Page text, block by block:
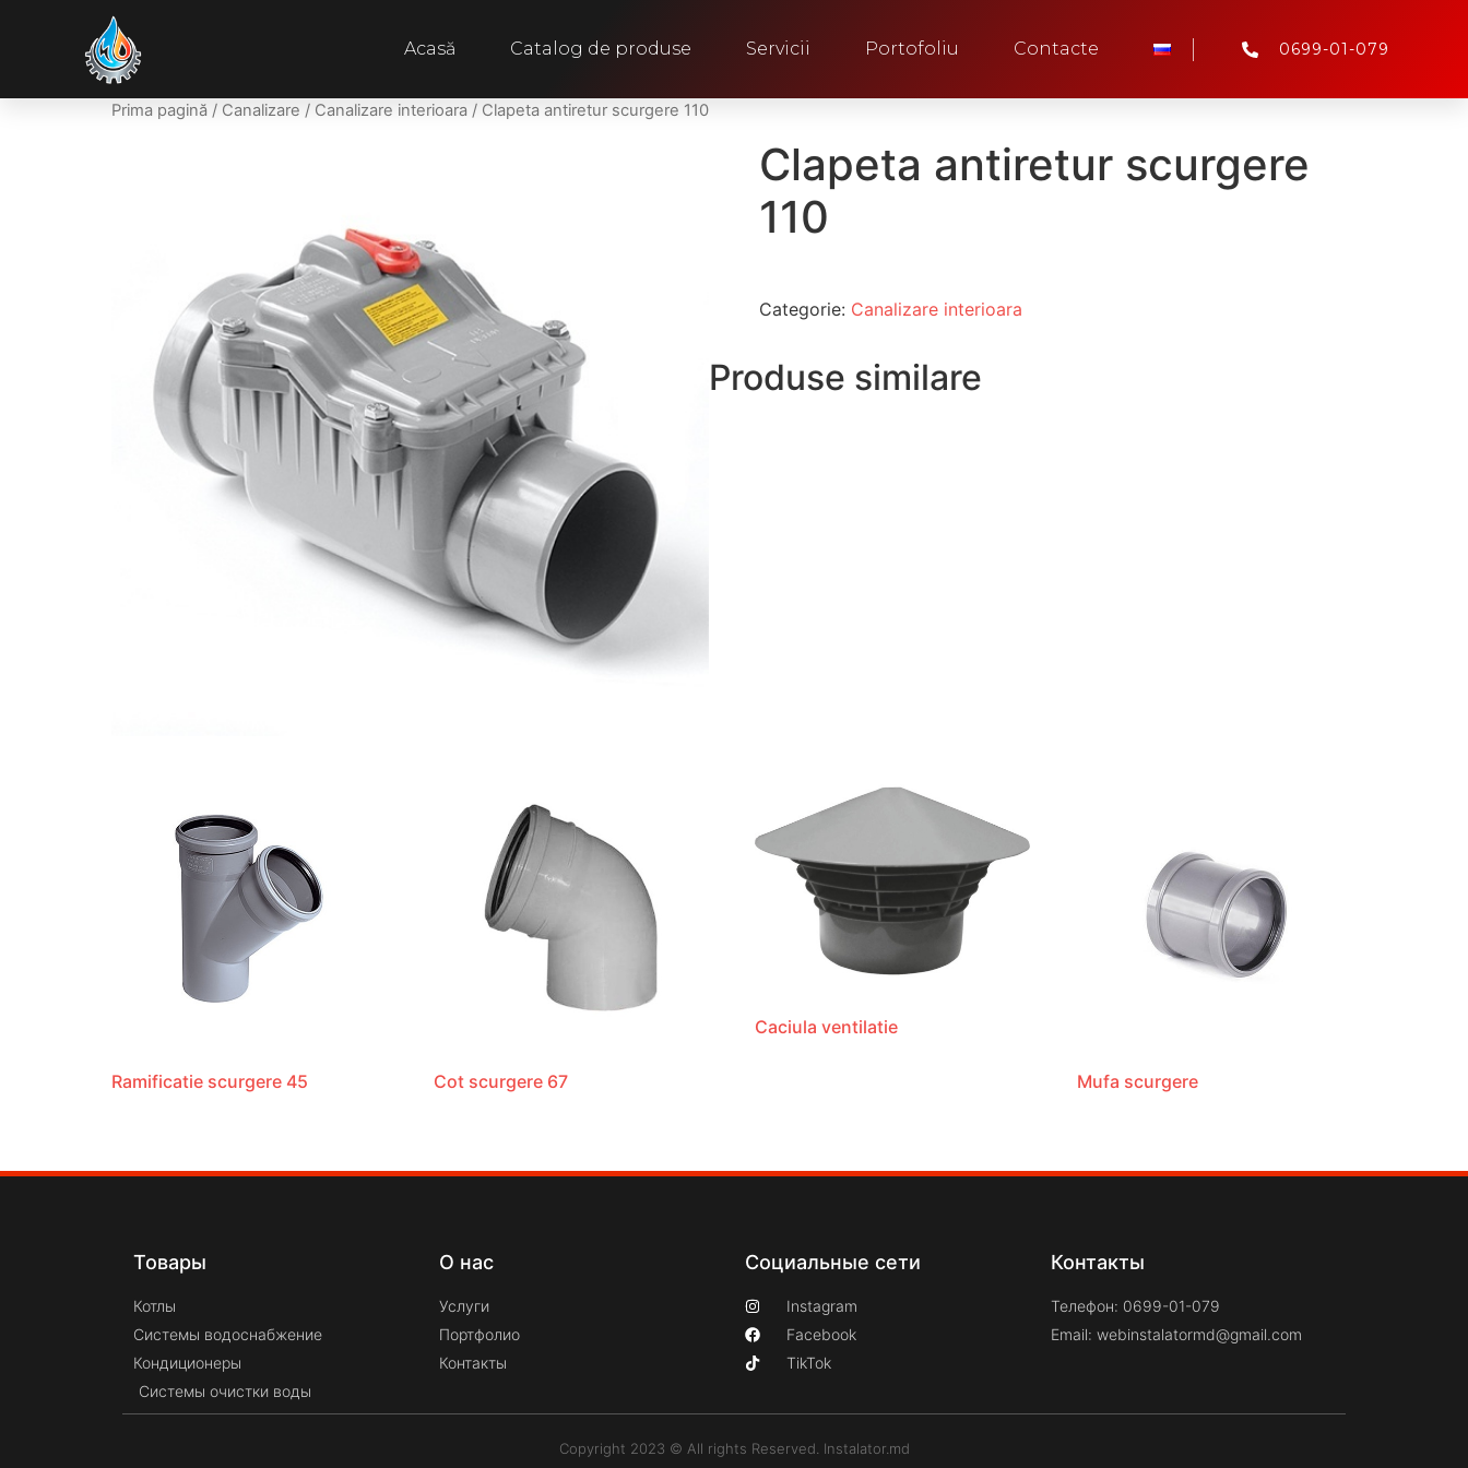
Acasă Catalog de produse Servicii Portofoliu Contacte 0699-01-079
Prima pagină / Canalizare / Canalizare interioara / Clapeta antiretur scurgere 110
Clapeta antiretur scurgere
110
Categorie: Canalizare interioara
Produse similare
Ramificatie scurgere 45 Cot scurgere 67
Caciula ventilatie
Mufa scurgere
Товары
Котлы
Системы водоснабжение
Кондиционеры
Системы очистки воды
О нас
Услуги
Портфолио
Контакты
Социальные сети
Instagram
Facebook
TikTok
Контакты
Телефон: 0699-01-079
Email: webinstalatormd@gmail.com
Copyright 2023 © All rights Reserved. Instalator.md